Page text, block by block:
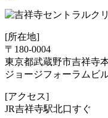
[所在地]
〒180-0004
東京都武蔵野市吉祥寺
ジョージフォーラムビ
[アクセス]
JR吉祥寺駅北口すぐ